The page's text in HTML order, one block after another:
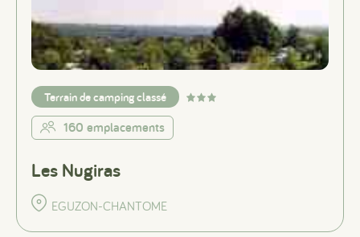
Terrain de camping classé
160 emplacements
Les Nugiras
EGUZON-CHANTOME